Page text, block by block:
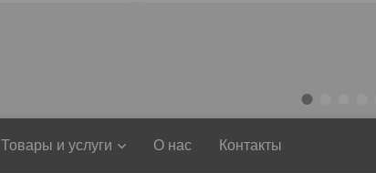
Товары и услуги О нас Контакты